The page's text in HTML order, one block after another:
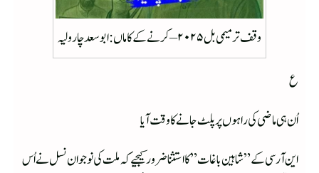
وقف ترمیمی بل ۲۰۲۵ – کرنے کے کاماں : ابو سعد چارولیہ
ع
اُن ہی ماضی کی راہوں پر پلٹ جانے کا وقت آیا
این آر سی کے” شاہین باغات” کا استثنا ضرور کیجیے کہ ملت کی نوجوان نسل نے اُس